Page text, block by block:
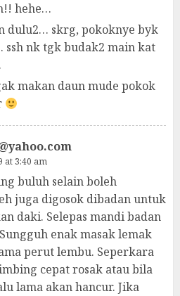
hehe…
dulu2… skrg, pokoknye byk
ssh nk tgk budak2 main kat
makan daun mude pokok
at 3:40 am
buluh selain boleh
juga digosok dibadan untuk
daki. Selepas mandi badan
enak masak lemak
perut lembu. Seperkara
cepat rosak atau bila
lama akan hancur. Jika